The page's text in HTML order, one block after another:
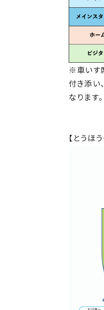
※車いす
付き添い
なります。
【とうほ